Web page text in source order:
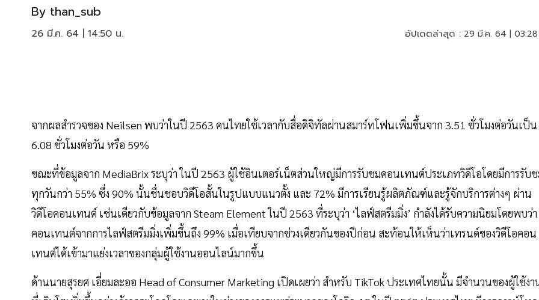
By than_sub
26 มี.ค. 64 | 14:50 น. อัปเดตล่าสุด : 29 มี.ค. 64 |
จากผลสำรวจของ Neilsen พบว่าในปี 2563 คนไทยใช้เวลากับสื่อดิจิทัลผ่านสมาร์ทโฟนเพิ่มขึ้นจาก 3.51 ชั่วโมงต่อวันเป็น
6.08 ชั่วโมงต่อวัน หรือ 59%
ขณะที่ข้อมูลจาก MediaBrix ระบุว่า ในปี 2563 ผู้ใช้อินเตอร์เน็ตส่วนใหญ่มีการรับชมคอนเทนต์ประเภทวิดีโอโดยมีการรับ
ทุกวันกว่า 55% ซึ่ง 90% นั้นชื่นชอบวิดีโอสั้นในรูปแบบแนวตั้ง และ 72% มีการเรียนรู้ผลิตภัณฑ์และรู้จักบริการต่างๆ ผ่าน
วิดีโอคอนเทนต์ เช่นเดียวกับข้อมูลจาก Steam Element ในปี 2563 ที่ระบุว่า ‘ไลฟ์สตรีมมิ่ง’ กำลังได้รับความนิยมโดยพบว่า
คอนเทนต์จากการไลฟ์สตรีมมิ่งเพิ่มขึ้นถึง 99% เมื่อเทียบจากช่วงเดียวกันของปีก่อน สะท้อนให้เห็นว่าเทรนด์ของวิดีโอคอน
เทนต์ได้เข้ามาแย่งเวลาของกลุ่มผู้ใช้งานออนไลน์มากขึ้น
ด้านนายสุรยศ เอี่ยมละออ Head of Consumer Marketing เปิดเผยว่า สำหรับ TikTok ประเทศไทยนั้น มีจำนวนของผู้ใช้งา